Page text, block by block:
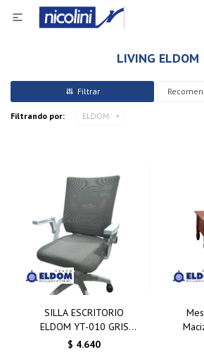

LIVING ELDOM
Filtrando por: ELDOM
SILLA ESCRITORIO
ELDOM YT-010 GRIS
BASE RECTANGULAR
$ 4.640